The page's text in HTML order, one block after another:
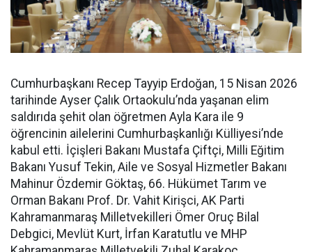
Cumhurbaşkanı Recep Tayyip Erdoğan, 15 Nisan 2026
tarihinde Ayser Çalık Ortaokulu’nda yaşanan elim
saldırıda şehit olan öğretmen Ayla Kara ile 9
öğrencinin ailelerini Cumhurbaşkanlığı Külliyesi’nde
kabul etti. İçişleri Bakanı Mustafa Çiftçi, Milli Eğitim
Bakanı Yusuf Tekin, Aile ve Sosyal Hizmetler Bakanı
Mahinur Özdemir Göktaş, 66. Hükümet Tarım ve
Orman Bakanı Prof. Dr. Vahit Kirişci, AK Parti
Kahramanmaraş Milletvekilleri Ömer Oruç Bilal
Debgici, Mevlüt Kurt, İrfan Karatutlu ve MHP